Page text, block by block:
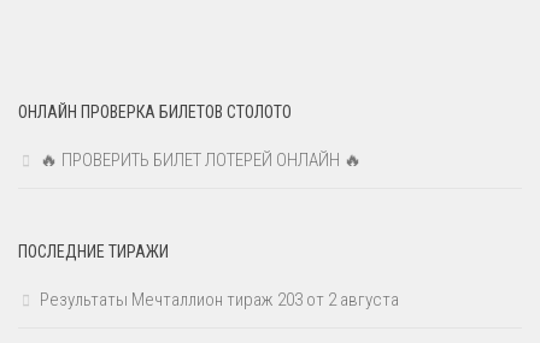
ОНЛАЙН ПРОВЕРКА БИЛЕТОВ СТОЛОТО
🔥 ПРОВЕРИТЬ БИЛЕТ ЛОТЕРЕЙ ОНЛАЙН 🔥
ПОСЛЕДНИЕ ТИРАЖИ
Результаты Мечталлион тираж 203 от 2 августа